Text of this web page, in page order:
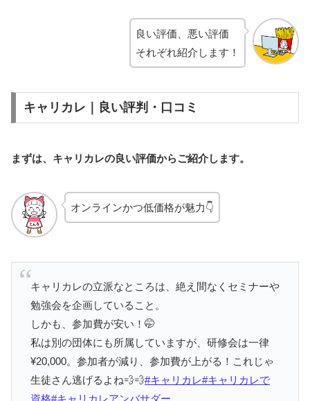
良い評価、悪い評価
それぞれ紹介します！
キャリカレ｜良い評判・口コミ
まずは、キャリカレの良い評価からご紹介します。
オンラインかつ低価格が魅力👇
キャリカレの立派なところは、絶え間なくセミナーや
勉強会を企画していること。
しかも、参加費が安い！🤭
私は別の団体にも所属していますが、研修会は一律
¥20,000。参加者が減り、参加費が上がる！これじゃ
生徒さん逃げるよね💨💨#キャリカレ#キャリカレで
資格#キャリカレアンバサダー